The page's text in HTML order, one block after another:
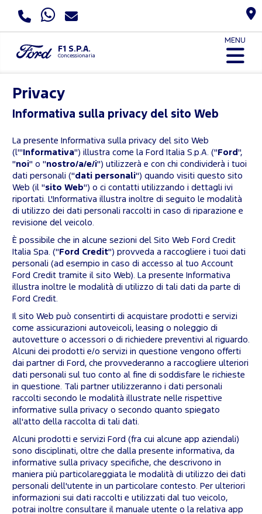
F1 S.P.A.
Concessionaria
MENU
Privacy
Informativa sulla privacy del sito Web
La presente Informativa sulla privacy del sito Web
(l'" Informativa") illustra come la Ford Italia S.p.A. ("Ford ",
"noi" o "nostro/a/e/i") utilizzerà e con chi condividerà i tuoi
dati personali ("dati personali") quando visiti questo sito
Web (il "sito Web") o ci contatti utilizzando i dettagli ivi
riportati. L'Informativa illustra inoltre di seguito le modalità
di utilizzo dei dati personali raccolti in caso di riparazione e
revisione del veicolo.
È possibile che in alcune sezioni del Sito Web Ford Credit
Italia Spa. ("Ford Credit") provveda a raccogliere i tuoi dati
personali (ad esempio in caso di accesso al tuo Account
Ford Credit tramite il sito Web). La presente Informativa
illustra inoltre le modalità di utilizzo di tali dati da parte di
Ford Credit.
Il sito Web può consentirti di acquistare prodotti e servizi
come assicurazioni autoveicoli, leasing o noleggio di
autovetture o accessori o di richiedere preventivi al riguardo.
Alcuni dei prodotti e/o servizi in questione vengono offerti
dai partner di Ford, che provvederanno a raccogliere ulteriori
dati personali sul tuo conto al fine di soddisfare le richieste
in questione. Tali partner utilizzeranno i dati personali
raccolti secondo le modalità illustrate nelle rispettive
informative sulla privacy o secondo quanto spiegato
all'atto della raccolta di tali dati.
Alcuni prodotti e servizi Ford (fra cui alcune app aziendali)
sono disciplinati, oltre che dalla presente informativa, da
informative sulla privacy specifiche, che descrivono in
maniera più particolareggiata le modalità di utilizzo dei dati
personali dell'utente in un particolare contesto. Per ulteriori
informazioni sui dati raccolti e utilizzati dal tuo veicolo,
potrai inoltre consultare il manuale utente o la relativa app